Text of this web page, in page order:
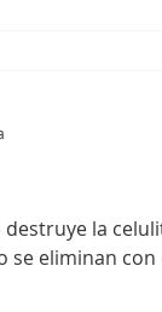
la
se eliminan con